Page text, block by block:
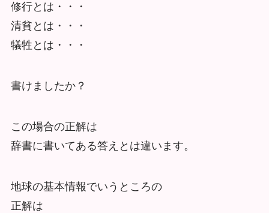
修行とは・・・
清貧とは・・・
犠牲とは・・・
書けましたか？
この場合の正解は
辞書に書いてある答えとは違います。
地球の基本情報でいうところの
正解は